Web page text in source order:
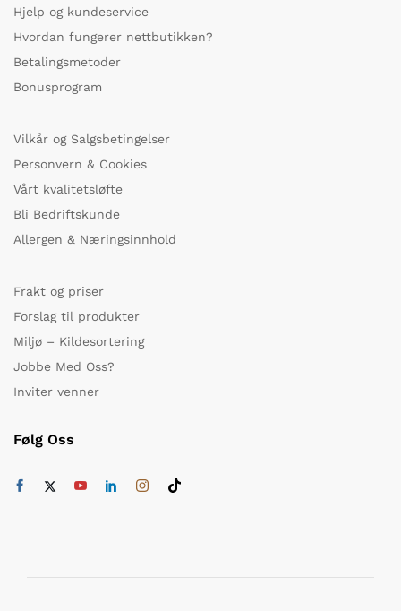
Hjelp og kundeservice
Hvordan fungerer nettbutikken?
Betalingsmetoder
Bonusprogram
Vilkår og Salgsbetingelser
Personvern & Cookies
Vårt kvalitetsløfte
Bli Bedriftskunde
Allergen & Næringsinnhold
Frakt og priser
Forslag til produkter
Miljø – Kildesortering
Jobbe Med Oss?
Inviter venner
Følg Oss